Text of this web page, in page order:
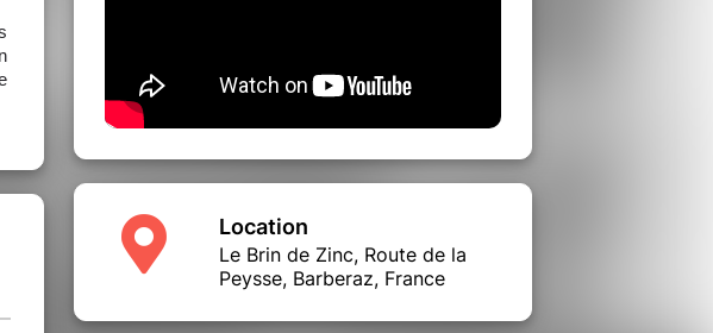
Location
Le Brin de Zinc, Route de la
Peysse, Barberaz, France